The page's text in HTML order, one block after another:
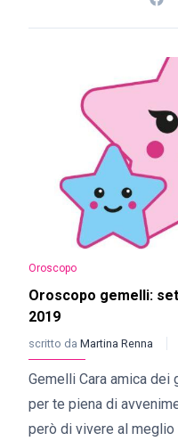
Oroscopo
Oroscopo gemelli:
2019
scritto da Martina Renna
Gemelli Cara amica
per te piena di
però di vivere al